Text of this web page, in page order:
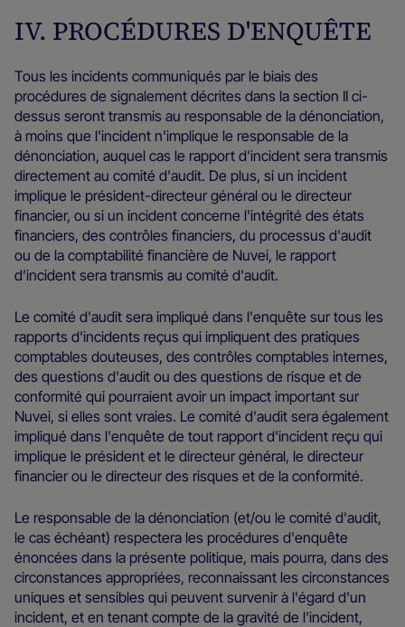
IV. PROCÉDURES D'ENQUÊTE
Tous les incidents communiqués par le biais des
procédures de signalement décrites dans la section II ci-
dessus seront transmis au responsable de la dénonciation,
à moins que l'incident n'implique le responsable de la
dénonciation, auquel cas le rapport d'incident sera transmis
directement au comité d'audit. De plus, si un incident
implique le président-directeur général ou le directeur
financier, ou si un incident concerne l'intégrité des états
financiers, des contrôles financiers, du processus d'audit
ou de la comptabilité financière de Nuvei, le rapport
d'incident sera transmis au comité d'audit.
Le comité d'audit sera impliqué dans l'enquête sur tous les
rapports d'incidents reçus qui impliquent des pratiques
comptables douteuses, des contrôles comptables internes,
des questions d'audit ou des questions de risque et de
conformité qui pourraient avoir un impact important sur
Nuvei, si elles sont vraies. Le comité d'audit sera également
impliqué dans l'enquête de tout rapport d'incident reçu qui
implique le président et le directeur général, le directeur
financier ou le directeur des risques et de la conformité.
Le responsable de la dénonciation (et/ou le comité d'audit,
le cas échéant) respectera les procédures d'enquête
énoncées dans la présente politique, mais pourra, dans des
circonstances appropriées, reconnaissant les circonstances
uniques et sensibles qui peuvent survenir à l'égard d'un
incident, et en tenant compte de la gravité de l'incident,